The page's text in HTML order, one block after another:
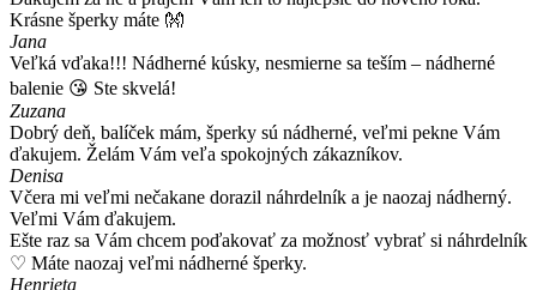
Krásne šperky máte 👐
Jana
Veľká vďaka!!! Nádherné kúsky, nesmierne sa teším – nádherné
balenie 😘 Ste skvelá!
Zuzana
Dobrý deň, balíček mám, šperky sú nádherné, veľmi pekne Vám
ďakujem. Želám Vám veľa spokojných zákazníkov.
Denisa
Včera mi veľmi nečakane dorazil náhrdelník a je naozaj nádherný.
Veľmi Vám ďakujem.
Ešte raz sa Vám chcem poďakovať za možnosť vybrať si náhrdelník
♡ Máte naozaj veľmi nádherné šperky.
Henrieta